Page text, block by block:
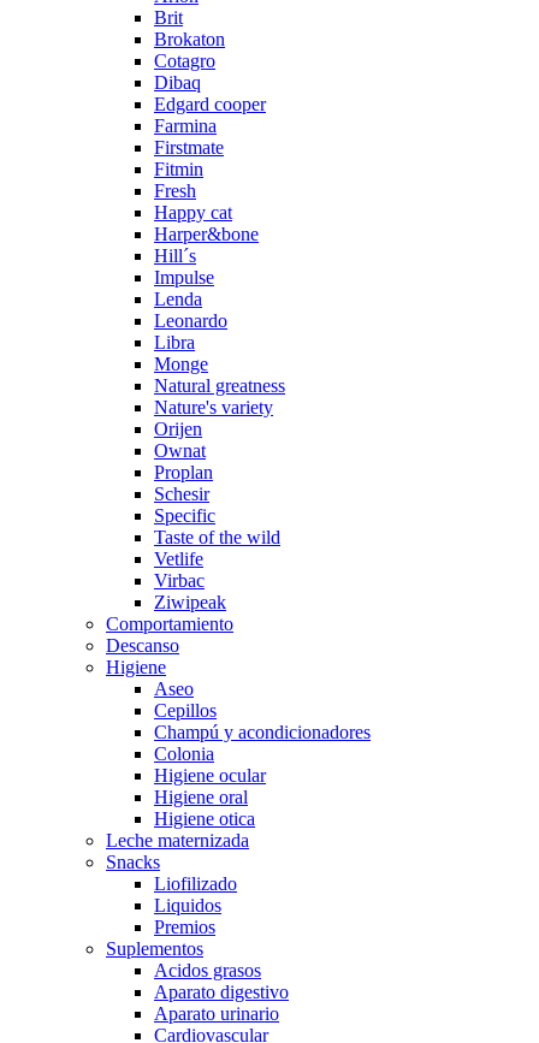
Brit
Brokaton
Cotagro
Dibaq
Edgard cooper
Farmina
Firstmate
Fitmin
Fresh
Happy cat
Harper&bone
Hill´s
Impulse
Lenda
Leonardo
Libra
Monge
Natural greatness
Nature's variety
Orijen
Ownat
Proplan
Schesir
Specific
Taste of the wild
Vetlife
Virbac
Ziwipeak
Comportamiento
Descanso
Higiene
Aseo
Cepillos
Champú y acondicionadores
Colonia
Higiene ocular
Higiene oral
Higiene otica
Leche maternizada
Snacks
Liofilizado
Liquidos
Premios
Suplementos
Acidos grasos
Aparato digestivo
Aparato urinario
Cardiovascular